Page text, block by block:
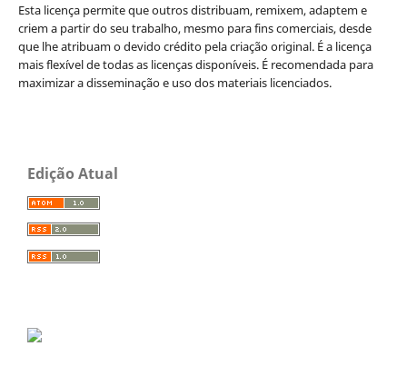
Esta licença permite que outros distribuam, remixem, adaptem e
criem a partir do seu trabalho, mesmo para fins comerciais, desde
que lhe atribuam o devido crédito pela criação original. É a licença
mais flexível de todas as licenças disponíveis. É recomendada para
maximizar a disseminação e uso dos materiais licenciados.
Edição Atual